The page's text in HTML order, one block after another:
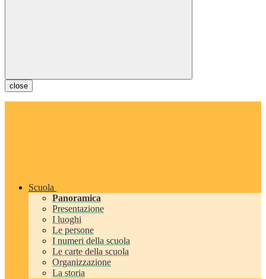
close
Scuola
Panoramica
Presentazione
I luoghi
Le persone
I numeri della scuola
Le carte della scuola
Organizzazione
La storia